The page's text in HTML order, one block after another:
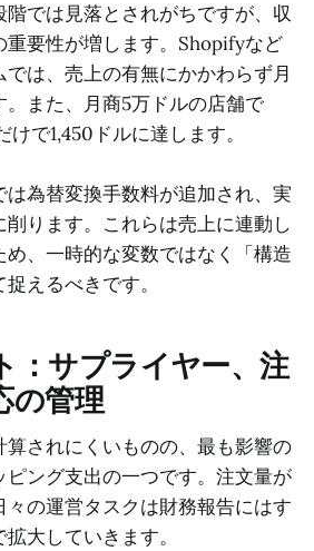
では見落とされがちですが、収
重要性が増します。Shopifyなど
は、売上の有無にかかわらず月
また、月商5万ドルの店舗で
で1,450ドルに達します。
は為替変換手数料が追加され、実
ります。これらは売上に連動し
め、一時的な変数ではなく「構造
えるべきです。
：サプライヤー、注
の管理
算されにくいものの、最も影響の
ピング支出の一つです。注文量が
の運営タスクは財務報告にはす
大していきます。